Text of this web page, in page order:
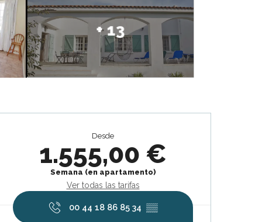
+ 13
Desde
1.555,00 €
Semana (en apartamento)
Ver todas las tarifas
00 44 18 86 85 34 ▒▒